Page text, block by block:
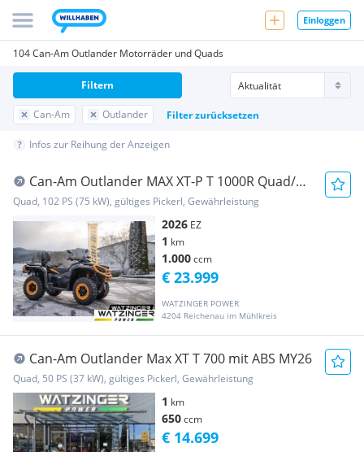
Einloggen
104 Can-Am Outlander Motorräder und Quads
Can-Am Outlander Filter zurücksetzen
Filtern
Infos zur Reihung der Anzeigen
Can-Am Outlander MAX XT-P T 1000R Quad/
ATV SAS ELEKTR...
Quad, 102 PS (75 kW), gültiges Pickerl, Gewährleistung
2026 EZ
1 km
1.000ccm
WATZINGER POWER
4204 Reichenau im Mühlkreis
€ 23.999
Can-Am Outlander Max XT T 700 mit ABS MY26
Quad, 50 PS (37 kW), gültiges Pickerl, Gewährleistung
1 km
650ccm
€ 14.699